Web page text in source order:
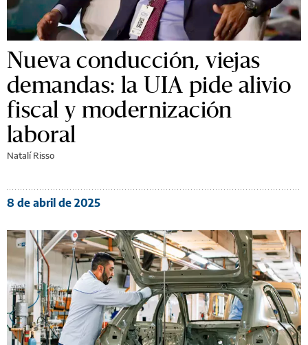
Nueva conducción, viejas
demandas: la UIA pide alivio
fiscal y modernización
laboral
Natalí Risso
8 de abril de 2025